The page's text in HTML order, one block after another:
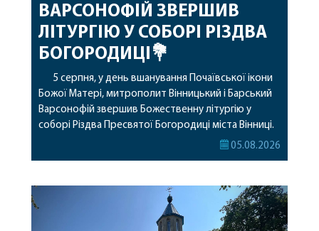
ВАРСОНОФІЙ ЗВЕРШИВ
ЛІТУРГІЮ У СОБОРІ РІЗДВА
БОГОРОДИЦІ💐
5 серпня, у день вшанування Почаївської ікони
Божої Матері, митрополит Вінницький і Барський
Варсонофій звершив Божественну літургію у
соборі Різдва Пресвятої Богородиці міста Вінниці.
Його Високопреосвященству співслужили
священному сані. Під час богослужіння підносилися
особливі молитви за мир в Україні, за воїнів, які
05.08.2026